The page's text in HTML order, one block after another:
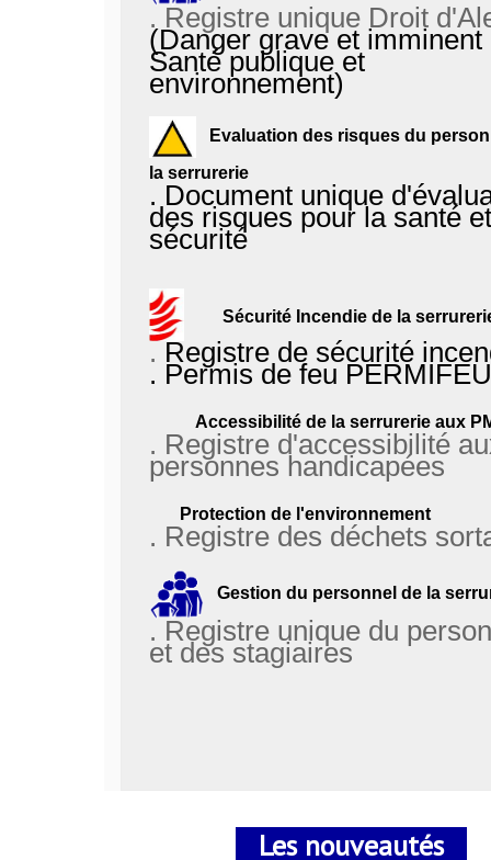
. Registre unique Droit
(Danger grave et imminent
Santé publique et
environnement)
Evaluation des risques du
la serrurerie
. Document unique
des risques pour la santé
sécurité
Sécurité Incendie de la
. Registre de sécurité
. Permis de feu PERMIFEU
Accessibilité de la serrurerie aux
. Registre d'accessibilité
personnes handicapées
Protection de l'environnement
. Registre des déchets
Gestion du personnel de la
. Registre unique du
et des stagiaires
Les nouveautés